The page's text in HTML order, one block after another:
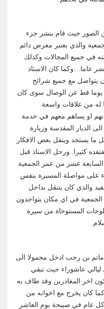
من الصور حيث قام بنشر جزء
والذي يعتبر معرض دائم
في جميع المجالات وكذلك
عاما…وكما كان الاستاذ
يتواصل مع جميع شرائح
يوما قط عن الوصال سوى كان
له من علاقات واسعة
او يساهم معهم في خدمة
الديار المقدسة وزيارة
ما يستجد وينقل بعض الافكار
كثيرا..ورحل الاستاذ قبل
عشر من عمر الجمعية
على مواصلة المسيرة بنفس
والذي كان يتنقل بداخل
في اي مكان يتواجدون
المستوحاة من سيرة
بن رجب ادخل محمولا الى
ليالي عاشوراء حيث تبقي
اخر المغادرين وقد طاف به
كان يخرج مع اخوانه من
كل عام في صبيحة يوم العاشر